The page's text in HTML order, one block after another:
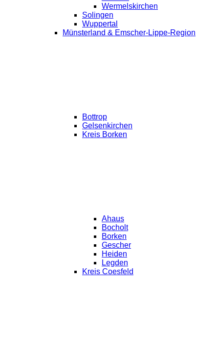
Wermelskirchen
Solingen
Wuppertal
Münsterland & Emscher-Lippe-Region
Bottrop
Gelsenkirchen
Kreis Borken
Ahaus
Bocholt
Borken
Gescher
Heiden
Legden
Kreis Coesfeld